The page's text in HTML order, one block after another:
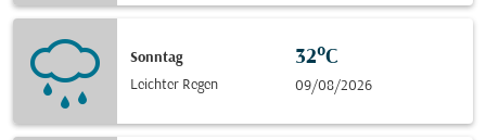
Sonntag
Leichter Regen
32°C
09/08/2026